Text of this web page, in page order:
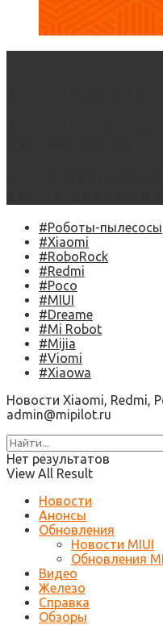
#Роботы-пылесосы
#Xiaomi
#RoboRock
#Redmi
#Poco
#MIUI
#Dreame
#Mi Robot
#Mijia
#Viomi
#Xiaowa
Новости Xiaomi, Redmi,
admin@mipilot.ru
Нет результатов
View All Result
Новости
Анонсы
Обновления
Новости MIUI
Обновления
Видео
Железо
Справка
Обзоры